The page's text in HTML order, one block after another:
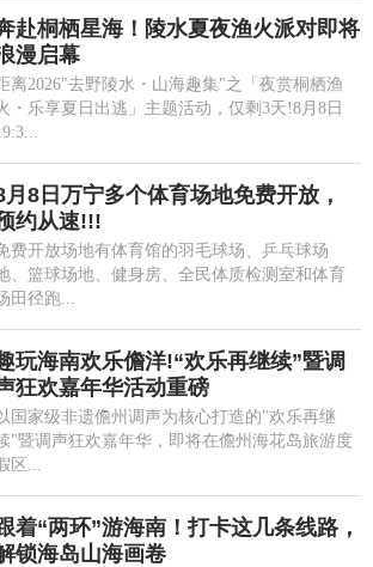
赴桐栖星海！陵水夏夜渔火派对即将
漫启幕
离2026"去野陵水・山海趣集"之「夜赏桐栖渔
・乐享夏日出逃」主题活动，仅剩3天!8月8日
月8日万宁多个体育场地免费开放，
约从速!!!
费开放场地有体育馆的羽毛球场、乒乓球场
、篮球场地、健身房、全民体质检测室和体育
田径跑...
玩海南欢乐儋洋!“欢乐再继续”暨调
狂欢嘉年华活动重磅
国家级非遗儋州调声为核心打造的"欢乐再继
"暨调声狂欢嘉年华，即将在儋州海花岛旅游度
区...
着“两环”游海南！打卡这几条线路，
锁海岛山海画卷